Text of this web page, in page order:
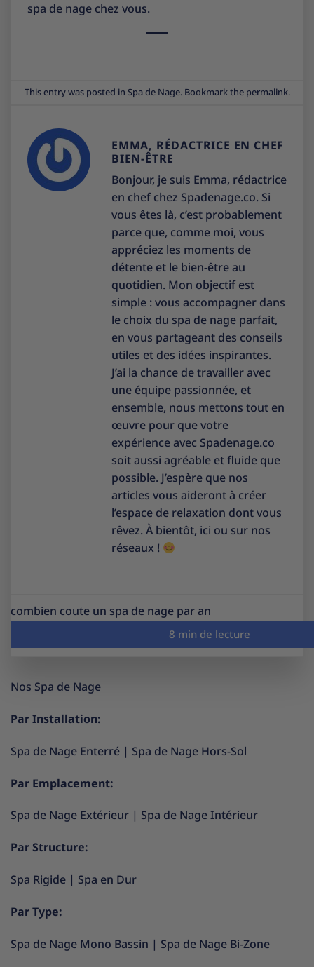
spa de nage chez vous.
This entry was posted in Spa de Nage. Bookmark the permalink.
EMMA, RÉDACTRICE EN CHEF
BIEN-ÊTRE
Bonjour, je suis Emma, rédactrice
en chef chez Spadenage.co. Si
vous êtes là, c’est probablement
parce que, comme moi, vous
appréciez les moments de
détente et le bien-être au
quotidien. Mon objectif est
simple : vous accompagner dans
le choix du spa de nage parfait,
en vous partageant des conseils
utiles et des idées inspirantes.
J’ai la chance de travailler avec
une équipe passionnée, et
ensemble, nous mettons tout en
œuvre pour que votre
expérience avec Spadenage.co
soit aussi agréable et fluide que
possible. J’espère que nos
articles vous aideront à créer
l’espace de relaxation dont vous
rêvez. À bientôt, ici ou sur nos
réseaux !
combien coute un spa de nage par an
Nos Spa de Nage
Par Installation:
Spa de Nage Enterré | Spa de Nage Hors-Sol
Par Emplacement:
Spa de Nage Extérieur | Spa de Nage Intérieur
Par Structure:
Spa Rigide | Spa en Dur
Par Type:
Spa de Nage Mono Bassin | Spa de Nage Bi-Zone